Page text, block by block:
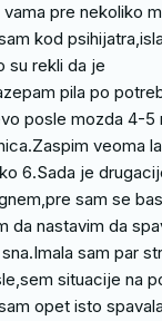
pre nekoliko
kod
su rekli da je
pila po
posle mozda 4-5
veoma
6.Sada je
sam se
da nastavim da
sam par
situacije na
opet isto